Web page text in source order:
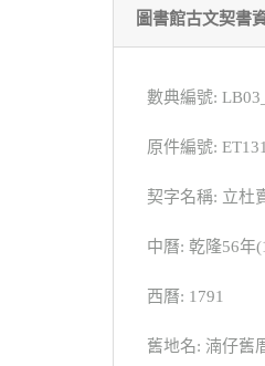
圖書館古文契書
數典編號:
原件編號:
契字名稱: 立杜
中曆: 乾隆56年
西曆: 1791
舊地名: 湳仔舊